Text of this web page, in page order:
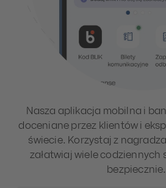
Nasza aplikacja mobilna i
doceniane przez klientów i
świecie. Korzystaj z
załatwiaj wiele codziennych
bezpiecznie.